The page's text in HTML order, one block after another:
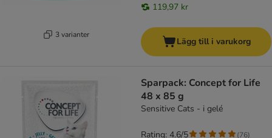
3 varianter
119,97 kr
Lägg till i varukorg
Sparpack: Concept for Life
48 x 85 g
Sensitive Cats - i gelé
Rating: 4.6/5 (76)